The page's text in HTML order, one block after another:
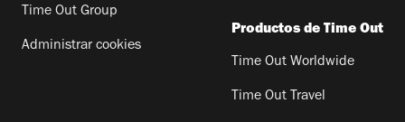
Time Out Group
Administrar cookies
Productos de Time Out
Time Out Worldwide
Time Out Travel